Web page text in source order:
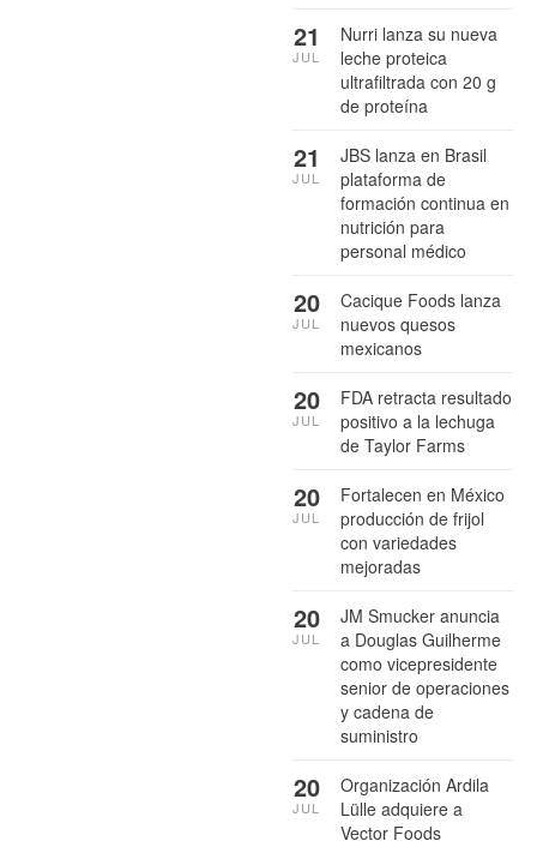
Nurri lanza su nueva
leche proteica
ultrafiltrada con 20 g
de proteína
21
JUL
JBS lanza en Brasil
plataforma de
formación continua en
nutrición para
personal médico
21
JUL
Cacique Foods lanza
nuevos quesos
mexicanos
20
JUL
FDA retracta resultado
positivo a la lechuga
de Taylor Farms
20
JUL
Fortalecen en México
producción de frijol
con variedades
mejoradas
20
JUL
JM Smucker anuncia
a Douglas Guilherme
como vicepresidente
senior de operaciones
y cadena de
suministro
20
JUL
Organización Ardila
Lülle adquiere a
Vector Foods
20
JUL